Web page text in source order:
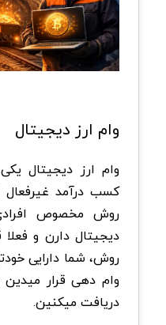
وام ارز دیجیتال
وام ارز دیجیتال
کسب درآمد غیرفعال
روش مخصوص
دیجیتال دارن و
روش، شما دارایی
وام دهی قرار
دریافت میکنین.